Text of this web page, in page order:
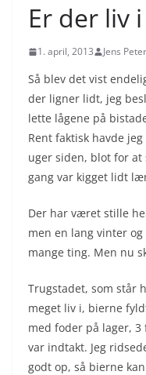
Er der liv
1. april, 2013 Jens
Så blev det vist
der ligner lidt, jeg
lette lågene på
Rent faktisk havde
uger siden, blot for at
gang var kigget lidt
Der har været stille
men en lang vinter
mange ting. Men nu
Trugstadet, som står
meget liv i, bierne
med foder på lager,
var indtakt. Jeg
godt op, så bierne